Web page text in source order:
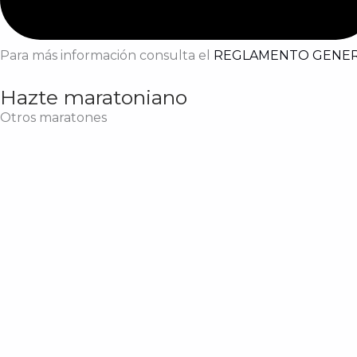
Para más información consulta el REGLAMENTO
Hazte maratoniano
Otros maratones